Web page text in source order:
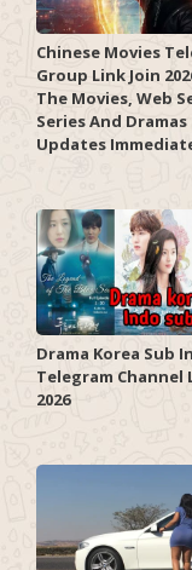
Chinese Movies
Group Link Join
The Movies, Web
Series And Dramas
Updates
Drama Korea Sub
Telegram Channel
2026